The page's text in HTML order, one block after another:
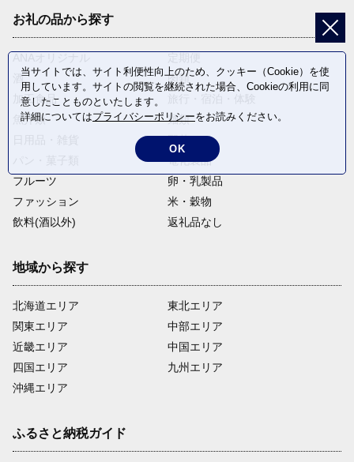
お礼の品から探す
酒
肉類
加工食品
魚介類
麺類
野菜
電化製品
フルーツ
卵・乳製品
ファッション
米・穀物
飲料(酒以外)
返礼品なし
地域から探す
北海道エリア
関東エリア
近畿エリア
四国エリア
沖縄エリア
東北エリア
中部エリア
中国エリア
九州エリア
ふるさと納税ガイド
当サイトでは、サイト利便性向上のため、クッキー（Cookie）を使
用しています。サイトの閲覧を継続された場合、Cookieの利用に同
意したことものといたします。
詳細についてはプライバシーポリシーをお読みください。
OK